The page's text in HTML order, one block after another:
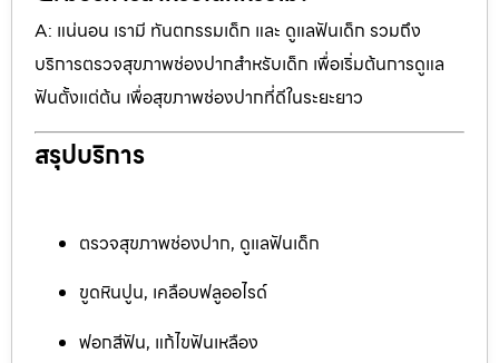
A: แน่นอน เรามี ทันตกรรมเด็ก และ ดูแลฟันเด็ก รวมถึง
บริการตรวจสุขภาพช่องปากสำหรับเด็ก เพื่อเริ่มต้นการดูแล
ฟันตั้งแต่ต้น เพื่อสุขภาพช่องปากที่ดีในระยะยาว
สรุปบริการ
ตรวจสุขภาพช่องปาก, ดูแลฟันเด็ก
ขูดหินปูน, เคลือบฟลูออไรด์
ฟอกสีฟัน, แก้ไขฟันเหลือง